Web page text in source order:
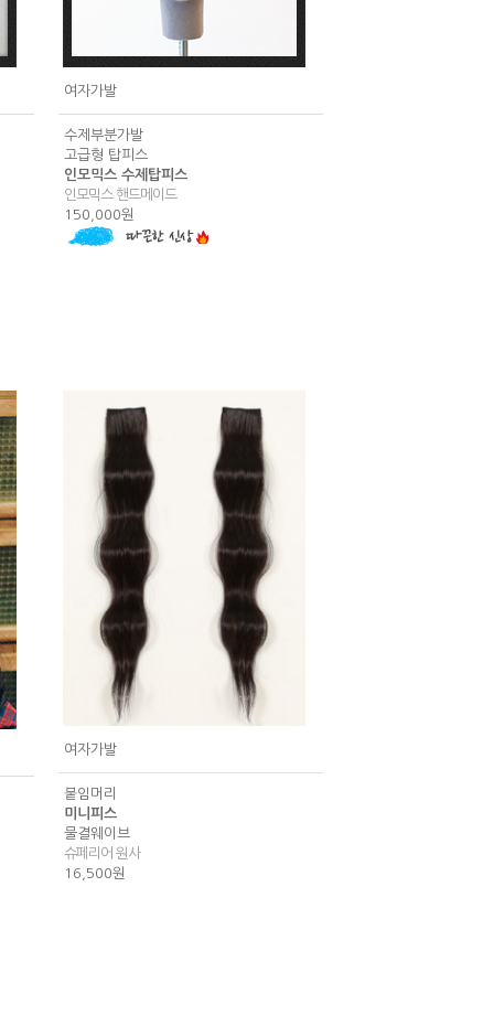
여자가발
수제부분가발
고급형 탑피스
인모믹스 수제탑피스
인모믹스 핸드메이드
150,000원
여자가발
붙임머리
미니피스
물결웨이브
슈페리어 원사
16,500원